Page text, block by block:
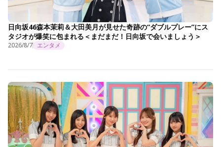
日向坂46森本茉莉＆大田美月が見せた奇跡の“ダブルプレー”にス
タジオが爆笑に包まれる＜まだまだ！日向坂で会いましょう＞
2026/8/7 エンタメ